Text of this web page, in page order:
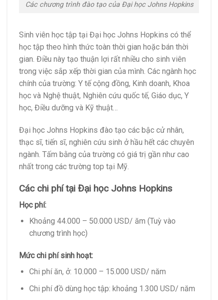
Các chương trình đào tạo của Đại học Johns Hopkins
Sinh viên học tập tại Đại học Johns Hopkins có thể
học tập theo hình thức toàn thời gian hoặc bán thời
gian. Điều này tạo thuận lợi rất nhiều cho sinh viên
trong việc sắp xếp thời gian của mình. Các ngành học
chính của trường: Y tế cộng đồng, Kinh doanh, Khoa
học và Nghệ thuật, Nghiên cứu quốc tế, Giáo dục, Y
học, Điều dưỡng và Kỹ thuật…
Đại học Johns Hopkins đào tạo các bậc cử nhân,
thạc sĩ, tiến sĩ, nghiên cứu sinh ở hầu hết các chuyên
ngành. Tấm bằng của trường có giá trị gần như cao
nhất trong các trường top tại Mỹ.
Các chi phí tại Đại học Johns Hopkins
Học phí:
Khoảng 44.000 – 50.000 USD/ ăm (Tuỳ vào
chương trình học)
Mức chi phí sinh hoạt:
Chi phí ăn, ở: 10.000 – 15.000 USD/ năm
Chi phí đồ dùng học tập: khoảng 1.300 USD/ năm